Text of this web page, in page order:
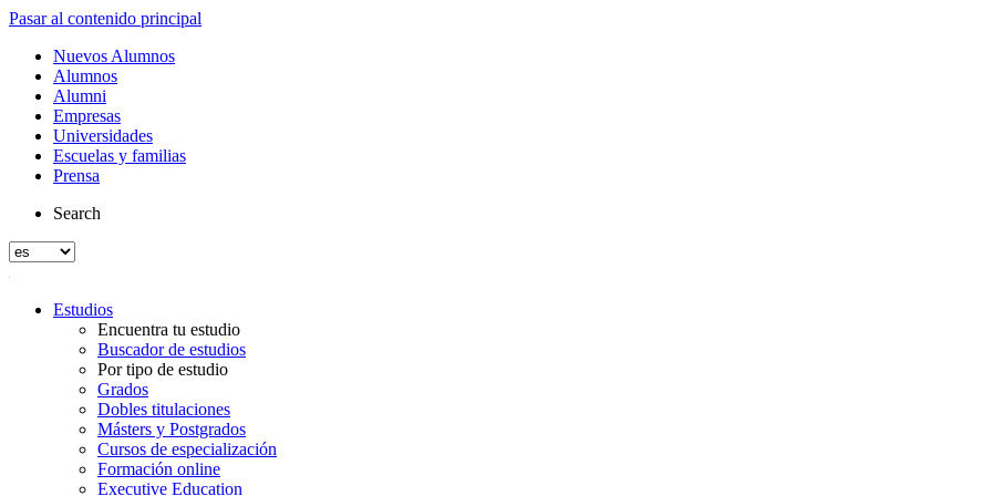
Pasar al contenido principal
Nuevos Alumnos
Alumnos
Alumni
Empresas
Universidades
Escuelas y familias
Prensa
Search
Estudios
Encuentra tu estudio
Buscador de estudios
Por tipo de estudio
Grados
Dobles titulaciones
Másters y Postgrados
Cursos de especialización
Formación online
Executive Education